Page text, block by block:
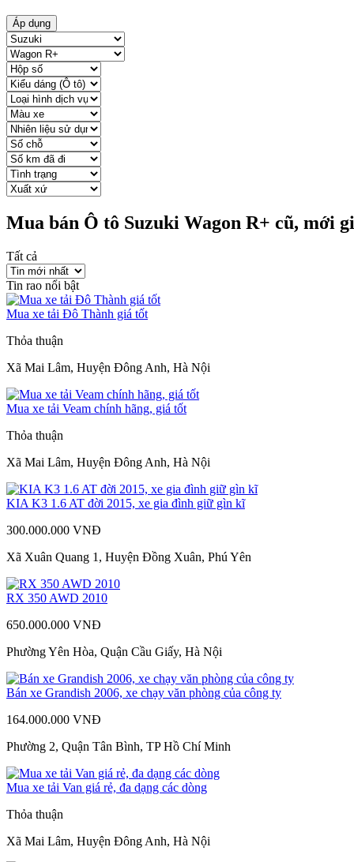
Áp dụng
Mua bán Ô tô Suzuki Wagon R+ cũ, mới
Tất cả
Tin rao nổi bật
Mua xe tải Đô Thành giá tốt
Thỏa thuận
Xã Mai Lâm, Huyện Đông Anh, Hà Nội
Mua xe tải Veam chính hãng, giá tốt
Thỏa thuận
Xã Mai Lâm, Huyện Đông Anh, Hà Nội
KIA K3 1.6 AT đời 2015, xe gia đình giữ gìn kĩ
300.000.000 VNĐ
Xã Xuân Quang 1, Huyện Đồng Xuân, Phú Yên
RX 350 AWD 2010
650.000.000 VNĐ
Phường Yên Hòa, Quận Cầu Giấy, Hà Nội
Bán xe Grandish 2006, xe chạy văn phòng của công ty
164.000.000 VNĐ
Phường 2, Quận Tân Bình, TP Hồ Chí Minh
Mua xe tải Van giá rẻ, đa dạng các dòng
Thỏa thuận
Xã Mai Lâm, Huyện Đông Anh, Hà Nội